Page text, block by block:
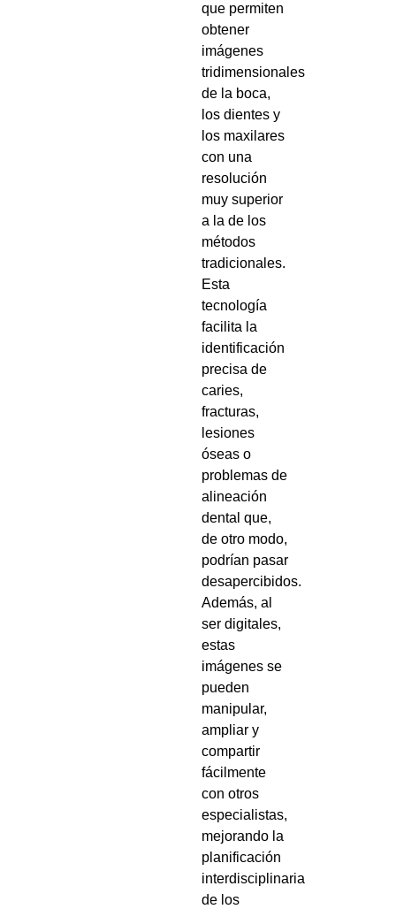
que permiten
obtener
imágenes
tridimensionales
de la boca,
los dientes y
los maxilares
con una
resolución
muy superior
a la de los
métodos
tradicionales.
Esta
tecnología
facilita la
identificación
precisa de
caries,
fracturas,
lesiones
óseas o
problemas de
alineación
dental que,
de otro modo,
podrían pasar
desapercibidos.
Además, al
ser digitales,
estas
imágenes se
pueden
manipular,
ampliar y
compartir
fácilmente
con otros
especialistas,
mejorando la
planificación
interdisciplinaria
de los